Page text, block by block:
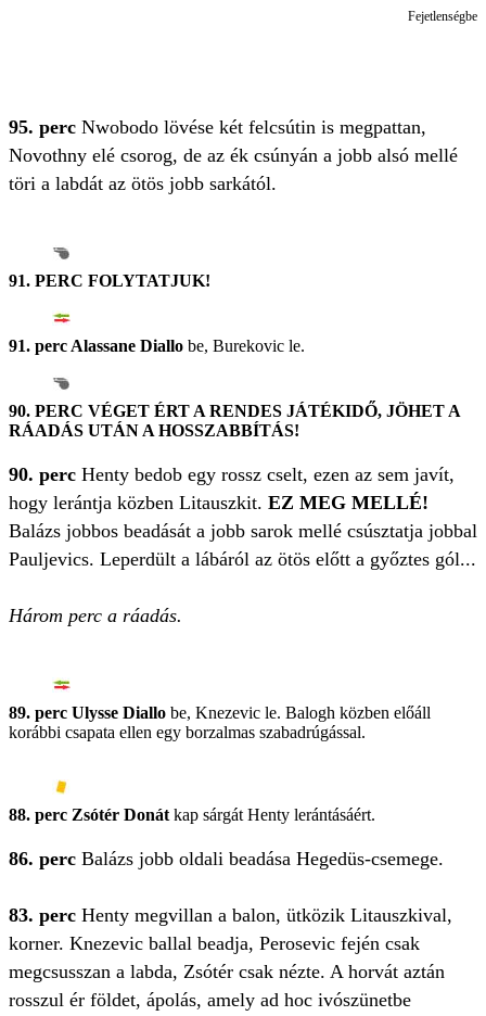
Fejetlenségbe
95. perc Nwobodo lövése két felcsútin is megpattan,
Novothny elé csorog, de az ék csúnyán a jobb alsó mellé
töri a labdát az ötös jobb sarkától.
91. PERC FOLYTATJUK!
91. perc Alassane Diallo be, Burekovic le.
90. PERC VÉGET ÉRT A RENDES JÁTÉKIDŐ, JÖHET A
RÁADÁS UTÁN A HOSSZABBÍTÁS!
90. perc Henty bedob egy rossz cselt, ezen az sem javít,
hogy lerántja közben Litauszkit. EZ MEG MELLÉ!
Balázs jobbos beadását a jobb sarok mellé csúsztatja jobbal
Pauljevics. Leperdült a lábáról az ötös előtt a győztes gól...
Három perc a ráadás.
89. perc Ulysse Diallo be, Knezevic le. Balogh közben előáll
korábbi csapata ellen egy borzalmas szabadrúgással.
88. perc Zsótér Donát kap sárgát Henty lerántásáért.
86. perc Balázs jobb oldali beadása Hegedüs-csemege.
83. perc Henty megvillan a balon, ütközik Litauszkival,
korner. Knezevic ballal beadja, Perosevic fején csak
megcsusszan a labda, Zsótér csak nézte. A horvát aztán
rosszul ér földet, ápolás, amely ad hoc ivószünetbe